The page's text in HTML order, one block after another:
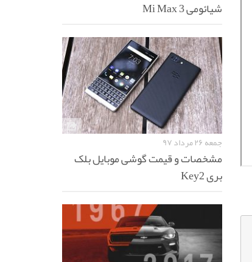
شیائومی Mi Max 3
جمعه ۲۶ مرداد ۹۷
مشخصات و قیمت گوشی موبایل بلک
بری Key2